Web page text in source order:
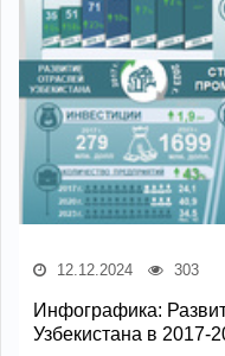
12.12.2024 303
Инфографика:
Узбекистана в 2017-